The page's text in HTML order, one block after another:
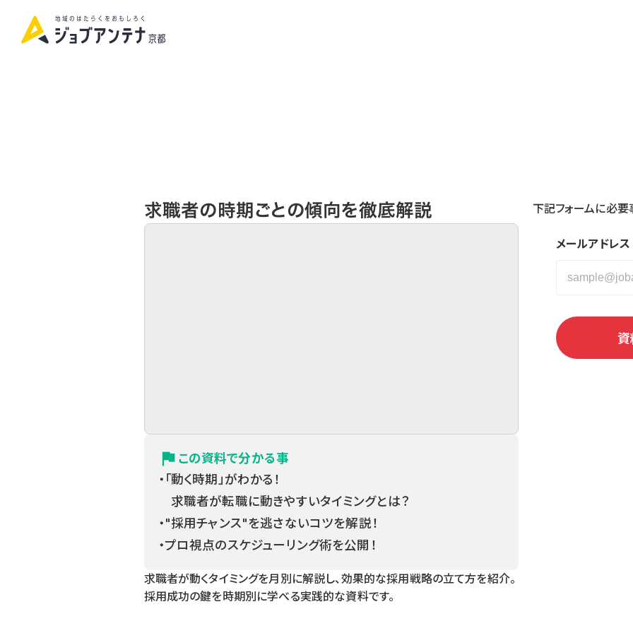
求職者の時期ごとの傾向を徹底解説
flag この資料で分かる事
・「動く時期」がわかる！
求職者が転職に動きやすいタイミングとは？
・"採用チャンス"を逃さないコツを解説！
・プロ視点のスケジューリング術を公開！
求職者が動くタイミングを月別に解説し、効果的な採用戦略の立て方を紹介。
採用成功の鍵を時期別に学べる実践的な資料です。
下記フォームに必要
メールアドレス